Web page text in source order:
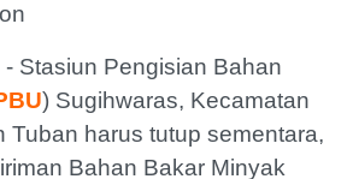
- Stasiun Pengisian Bahan
) Sugihwaras, Kecamatan
Tuban harus tutup sementara,
Bahan Bakar Minyak